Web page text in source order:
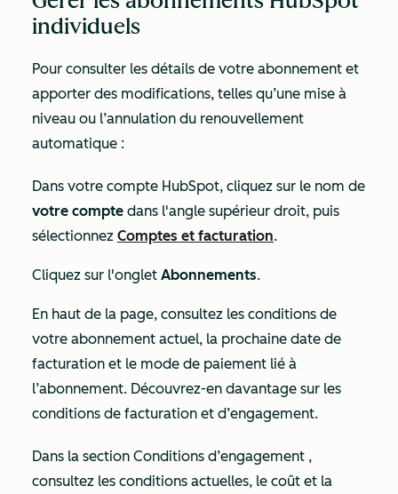
individuels
Pour consulter les détails de votre abonnement et
apporter des modifications, telles qu’une mise à
niveau ou l’annulation du renouvellement
automatique :
Dans votre compte HubSpot, cliquez sur le nom de
votre compte dans l'angle supérieur droit, puis
sélectionnez Comptes et facturation.
Cliquez sur l'onglet Abonnements.
En haut de la page, consultez les conditions de
votre abonnement actuel, la prochaine date de
facturation et le mode de paiement lié à
l’abonnement. Découvrez-en davantage sur les
conditions de facturation et d’engagement.
Dans la section Conditions d’engagement ,
consultez les conditions actuelles, le coût et la